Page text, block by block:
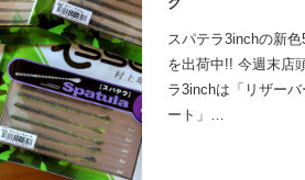
スパテラ3inchの新
を出荷中!! 今週末店
ラ3inchは「リザー
ート」…